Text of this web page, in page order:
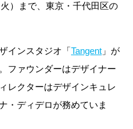
）まで、東京・千代田区の
インスタジオ「Tangent 」が
ファウンダーはデザイナー
レクターはデザインキュレ
・ディデロが務めていま